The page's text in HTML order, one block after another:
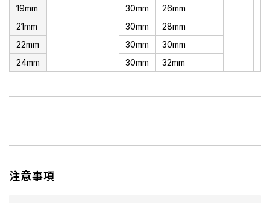
19mm 30mm
26mm
21mm
30mm
28mm
22mm
30mm
30mm
24mm
30mm 32mm
注意事項